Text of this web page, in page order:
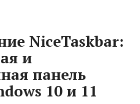
NiceTaskbar:
и
панель
10 и 11